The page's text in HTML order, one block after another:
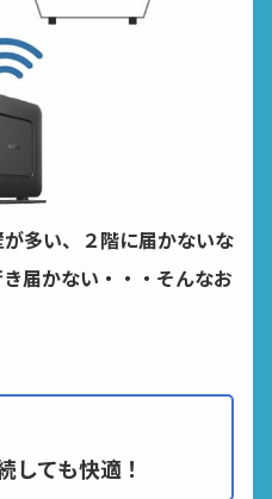
多い、２階に届かないな
届かない・・・そんなお
しても快適！